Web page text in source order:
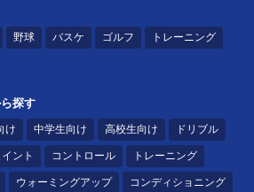
野球 バスケ ゴルフ トレーニング
探す
け 中学生向け 高校生向け ドリブル
ント コントロール トレーニング
ウォーミングアップ コンディショニング